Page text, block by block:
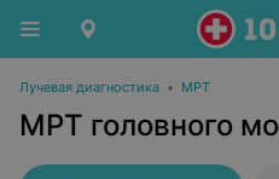
Лучевая диагностика • МРТ
МРТ головного